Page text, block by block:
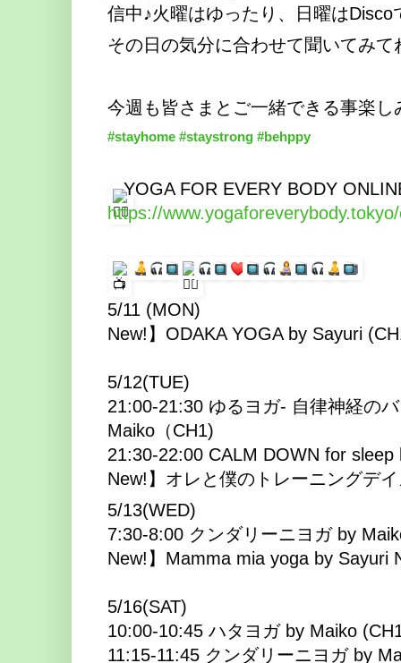
信中♪火曜はゆったり、日曜はDisco
その日の気分に合わせて聞いてみて
今週も皆さまとご一緒できる事楽し
#stayhome #staystrong #behppy
YOGA FOR EVERY BODY
https://
5/11 (MON)
New!】ODAKA YOGA by Sayuri
5/12(TUE)
21:00-21:30 ゆるヨガ- 自律神経の
Maiko（CH1)
21:30-22:00 CALM DOWN for
New!】オレと僕のトレーニングデ
5/13(WED)
7:30-8:00 クンダリーニヨガ by
New!】Mamma mia yoga by Sayuri
5/16(SAT)
10:00-10:45 ハタヨガ by Maiko
11:15-11:45 クンダリーニヨガ by